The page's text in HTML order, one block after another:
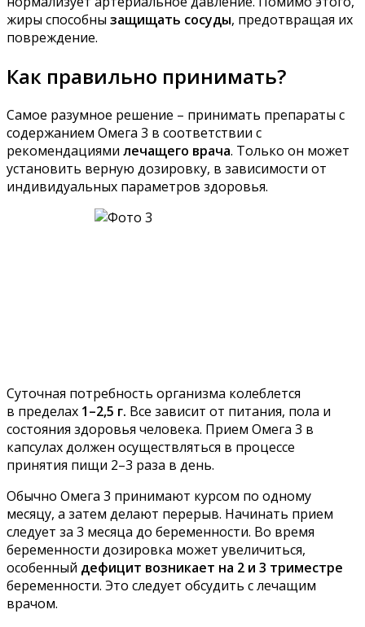
жиры способны защищать сосуды, предотвращая их
повреждение.
Как правильно принимать?
Самое разумное решение – принимать препараты с
содержанием Омега 3 в соответствии с
рекомендациями лечащего врача. Только он может
установить верную дозировку, в зависимости от
индивидуальных параметров здоровья.
Суточная потребность организма колеблется
в пределах 1–2,5 г. Все зависит от питания, пола и
состояния здоровья человека. Прием Омега 3 в
капсулах должен осуществляться в процессе
принятия пищи 2–3 раза в день.
Обычно Омега 3 принимают курсом по одному
месяцу, а затем делают перерыв. Начинать прием
следует за 3 месяца до беременности. Во время
беременности дозировка может увеличиться,
особенный дефицит возникает на 2 и 3 триместре
беременности. Это следует обсудить с лечащим
врачом.